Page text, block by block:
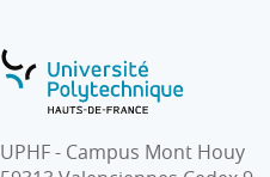
UPHF - Campus Mont Houy